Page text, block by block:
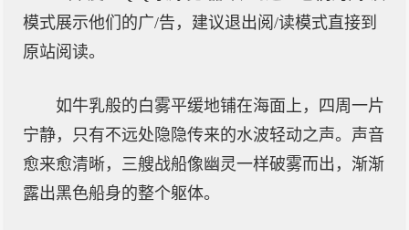
模式展示他们的广/告，建议退出阅/读模式直接到
原站阅读。
如牛乳般的白雾平缓地铺在海面上，四周一片
宁静，只有不远处隐隐传来的水波轻动之声。声音
愈来愈清晰，三艘战船像幽灵一样破雾而出，渐渐
露出黑色船身的整个躯体。